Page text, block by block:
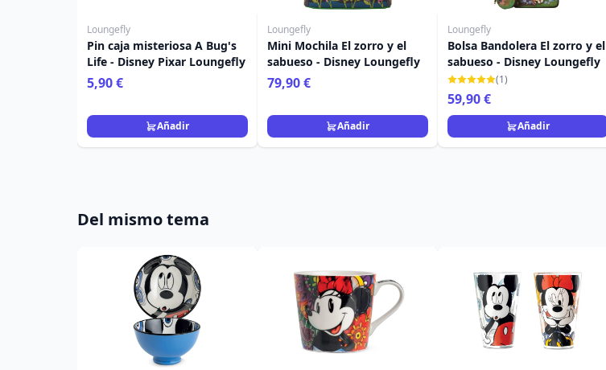
Loungefly
Pin caja misteriosa A Bug's
Life - Disney Pixar Loungefly
5,90 €
Añadir
Loungefly
Mini Mochila El zorro y el
sabueso - Disney Loungefly
79,90 €
Añadir
Loungefly
Bolsa Bandolera El zorro y el
sabueso - Disney Loungefly
(1)
59,90 €
Añadir
Del mismo tema